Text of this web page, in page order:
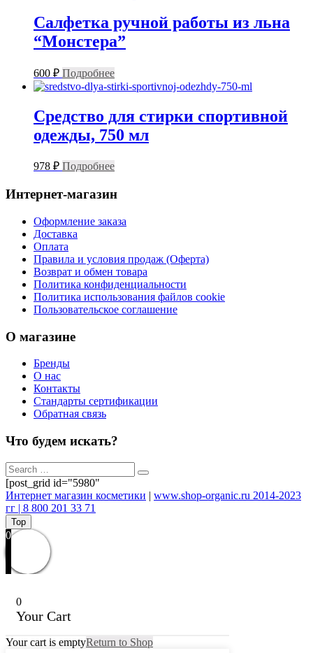
Салфетка ручной работы из льна
“Монстера”
600 ₽ Подробнее
Средство для стирки спортивной
одежды, 750 мл
978 ₽ Подробнее
Интернет-магазин
Оформление заказа
Доставка
Оплата
Правила и условия продаж (Оферта)
Возврат и обмен товара
Политика конфиденциальности
Политика использования файлов cookie
Пользовательское соглашение
О магазине
Бренды
О нас
Контакты
Стандарты сертификации
Обратная связь
Что будем искать?
[post_grid id="5980"
Интернет магазин косметики | www.shop-organic.ru 2014-2023
гг | 8 800 201 33 71
Top
0
0
Your Cart
Your cart is emptyReturn to Shop